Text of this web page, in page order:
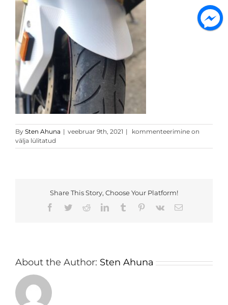
By Sten Ahuna | veebruar 9th, 2021 |
Valge
carbon
kommenteerimine on
välja lülitatud
Share This Story, Choose Your Platform!
Facebook
TwitterRedditLinkedInTumblr Pinterest
Vk Email
About the Author: Sten Ahuna